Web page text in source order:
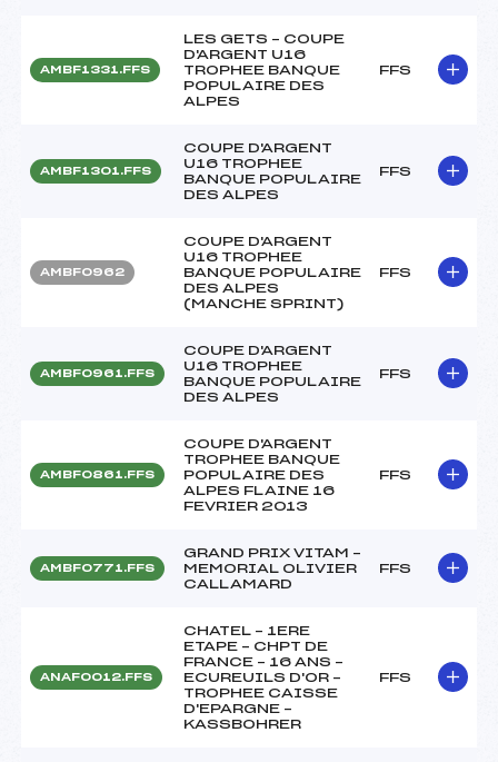
AMBF1331.FFS
LES GETS – COUPE
D'ARGENT U16
TROPHEE BANQUE
POPULAIRE DES
ALPES
FFS
AMBF1301.FFS
COUPE D'ARGENT
U16 TROPHEE
BANQUE POPULAIRE
DES ALPES
FFS
AMBF0962
COUPE D'ARGENT
U16 TROPHEE
BANQUE POPULAIRE
DES ALPES
(MANCHE SPRINT)
FFS
AMBF0961.FFS
COUPE D'ARGENT
U16 TROPHEE
BANQUE POPULAIRE
DES ALPES
FFS
AMBF0861.FFS
COUPE D'ARGENT
TROPHEE BANQUE
POPULAIRE DES
ALPES FLAINE 16
FEVRIER 2013
FFS
AMBF0771.FFS
GRAND PRIX VITAM –
MEMORIAL OLIVIER
CALLAMARD
FFS
ANAF0012.FFS
CHATEL – 1ERE
ETAPE – CHPT DE
FRANCE – 16 ANS –
ECUREUILS D'OR –
TROPHEE CAISSE
D'EPARGNE –
KASSBOHRER
FFS